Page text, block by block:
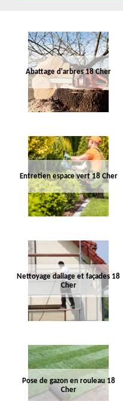
Abattage d'arbres 18 Cher
Entretien espace vert 18 Cher
Nettoyage dallage et façades 18
Cher
Pose de gazon en rouleau 18
Cher